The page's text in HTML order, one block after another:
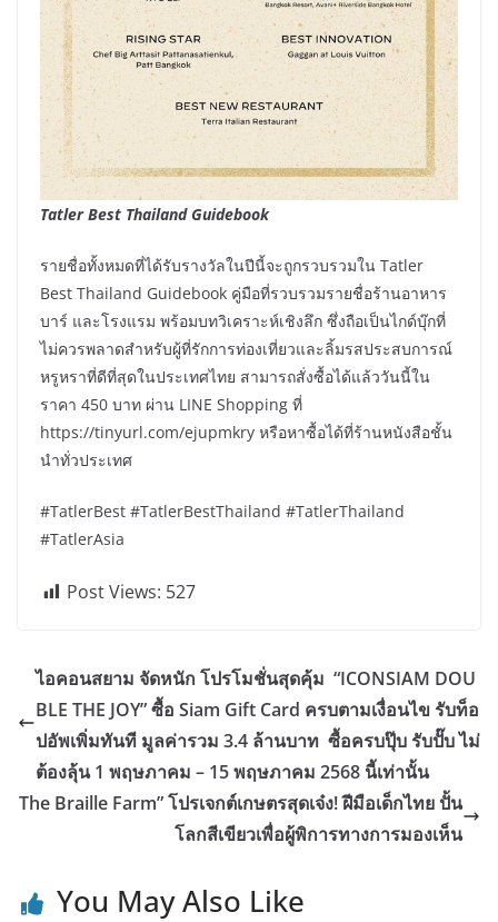
Tatler Best Thailand Guidebook
รายชื่อทั้งหมดที่ได้รับรางวัลในปีนี้จะถูกรวบรวมใน Tatler
Best Thailand Guidebook คู่มือที่รวบรวมรายชื่อร้านอาหาร
บาร์ และโรงแรม พร้อมบทวิเคราะห์เชิงลึก ซึ่งถือเป็นไกด์บุ๊กที่
ไม่ควรพลาดสำหรับผู้ที่รักการท่องเที่ยวและลิ้มรสประสบการณ์
หรูหราที่ดีที่สุดในประเทศไทย สามารถสั่งซื้อได้แล้ววันนี้ใน
ราคา 450 บาท ผ่าน LINE Shopping ที่
https://tinyurl.com/ejupmkry หรือหาซื้อได้ที่ร้านหนังสือชั้น
นำทั่วประเทศ
#TatlerBest #TatlerBestThailand #TatlerThailand
#TatlerAsia
Post Views: 527
ไอคอนสยาม จัดหนัก โปรโมชั่นสุดคุ้ม “ICONSIAM DOU
BLE THE JOY” ซื้อ Siam Gift Card ครบตามเงื่อนไข รับท็อ
ปอัพเพิ่มทันที มูลค่ารวม 3.4 ล้านบาท ซื้อครบปุ๊บ รับปั๊บ ไม่
ต้องลุ้น 1 พฤษภาคม – 15 พฤษภาคม 2568 นี้เท่านั้น
The Braille Farm” โปรเจกต์เกษตรสุดเจ๋ง! ฝีมือเด็กไทย ปั้น
โลกสีเขียวเพื่อผู้พิการทางการมองเห็น
You May Also Like